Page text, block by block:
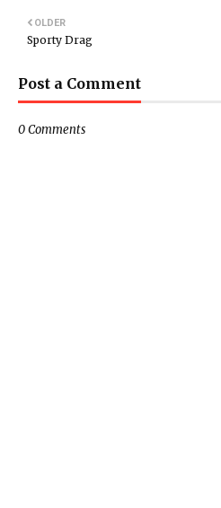
OLDER
Sporty Drag
Post a Comment
0 Comments